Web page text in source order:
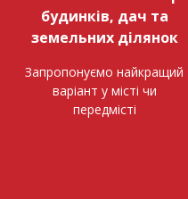
будинків, дач та
земельних ділянок
Запропонуємо найкращий
варіант у місті чи
передмісті